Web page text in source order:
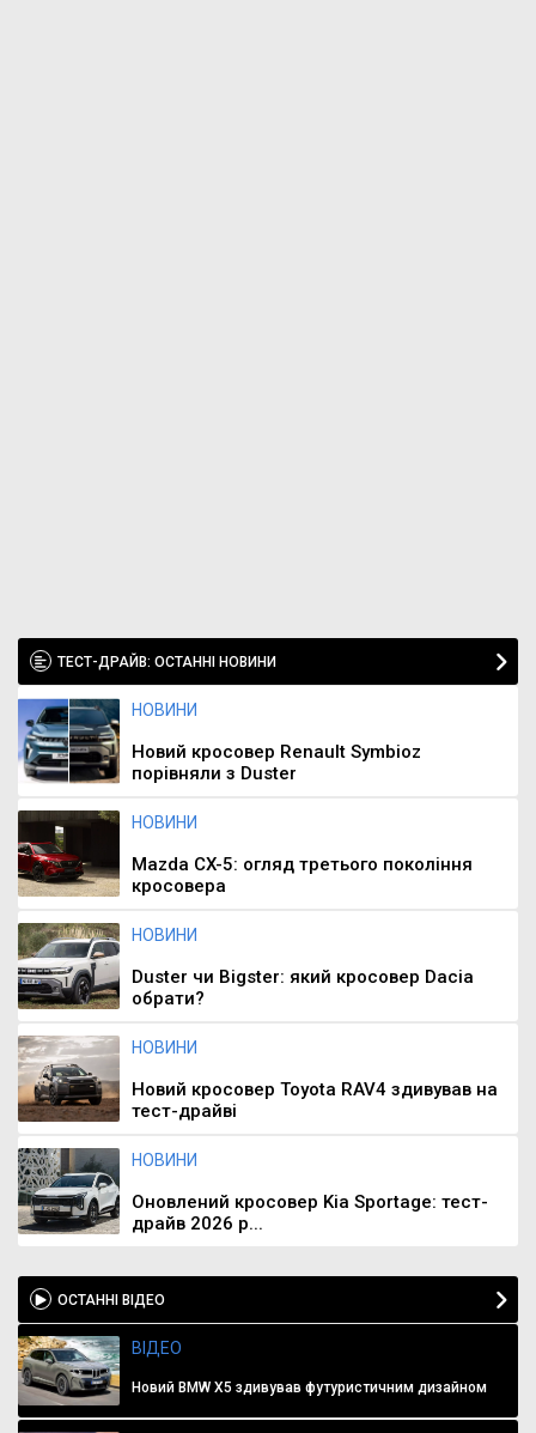
ТЕСТ-ДРАЙВ: ОСТАННІ НОВИНИ
НОВИНИ
Новий кросовер Renault Symbioz
порівняли з Duster
НОВИНИ
Mazda CX-5: огляд третього покоління
кросовера
НОВИНИ
Duster чи Bigster: який кросовер Dacia
обрати?
НОВИНИ
Новий кросовер Toyota RAV4 здивував на
тест-драйві
НОВИНИ
Оновлений кросовер Kia Sportage: тест-
драйв 2026 р...
ОСТАННІ ВІДЕО
ВІДЕО
Новий BMW X5 здивував футуристичним дизайном